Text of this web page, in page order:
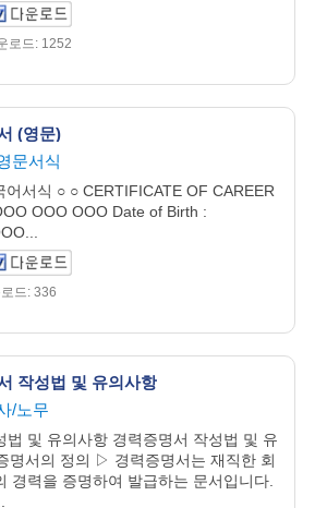
로드: 1252
(영문)
문서식
어서식 ○ ○ CERTIFICATE OF CAREER
OOO OOO Date of Birth :
드: 336
작성법 및 유의사항
/노무
법 및 유의사항 경력증명서 작성법 및 유
명서의 정의 ▷ 경력증명서는 재직한 회
경력을 증명하여 발급하는 문서입니다.